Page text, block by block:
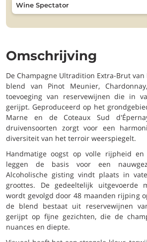
Wine Spectator
Omschrijving
De Champagne Ultradition Extra-Brut van
blend van Pinot Meunier,
toevoeging van reservewijnen die in
gerijpt. Geproduceerd op het
Marne en de Coteaux Sud
druivensoorten zorgt voor een
diversiteit van het terroir weerspiegelt.
Handmatige oogst op volle rijpheid
leggen de basis voor een
Alcoholische gisting vindt plaats in
groottes. De gedeeltelijk uitgevoerde
wordt gevolgd door 48 maanden rijping
de blend bestaat uit reservewijnen
gerijpt op fijne gezichten, die de
nuances en diepte.